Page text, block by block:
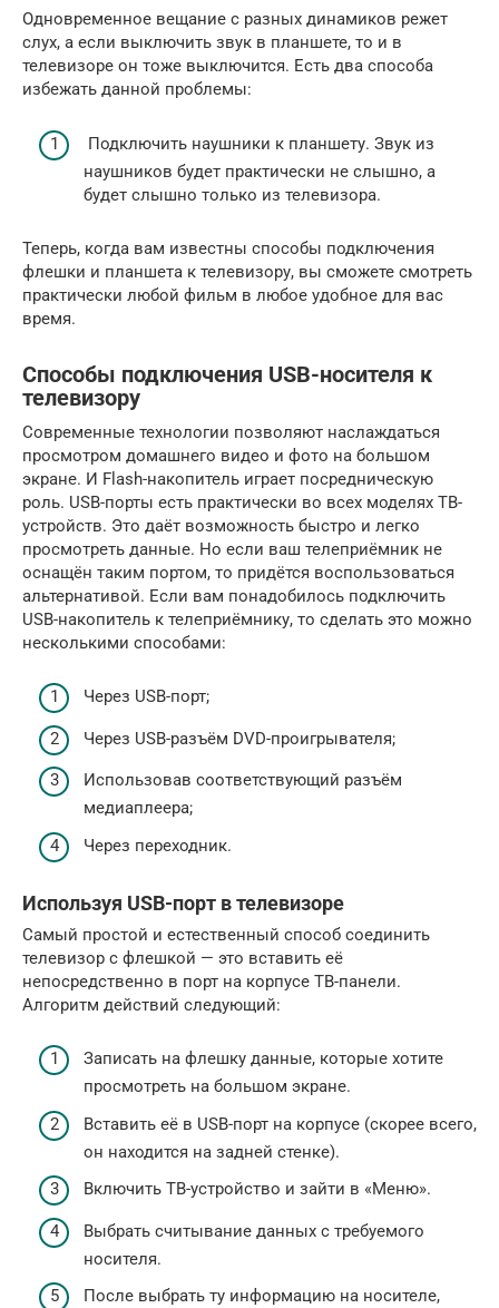
Одновременное вещание с разных динамиков режет
слух, а если выключить звук в планшете, то и в
телевизоре он тоже выключится. Есть два способа
избежать данной проблемы:
Подключить наушники к планшету. Звук из
наушников будет практически не слышно, а
будет слышно только из телевизора.
Теперь, когда вам известны способы подключения
флешки и планшета к телевизору, вы сможете смотреть
практически любой фильм в любое удобное для вас
время.
Способы подключения USB-носителя к
телевизору
Современные технологии позволяют наслаждаться
просмотром домашнего видео и фото на большом
экране. И Flash-накопитель играет посредническую
роль. USB-порты есть практически во всех моделях ТВ-
устройств. Это даёт возможность быстро и легко
просмотреть данные. Но если ваш телеприёмник не
оснащён таким портом, то придётся воспользоваться
альтернативой. Если вам понадобилось подключить
USB-накопитель к телеприёмнику, то сделать это можно
несколькими способами:
Через USB-порт;
Через USB-разъём DVD-проигрывателя;
Использовав соответствующий разъём
медиаплеера;
Через переходник.
Используя USB-порт в телевизоре
Самый простой и естественный способ соединить
телевизор с флешкой — это вставить её
непосредственно в порт на корпусе ТВ-панели.
Алгоритм действий следующий:
Записать на флешку данные, которые хотите
просмотреть на большом экране.
Вставить её в USB-порт на корпусе (скорее всего,
он находится на задней стенке).
Включить ТВ-устройство и зайти в «Меню».
Выбрать считывание данных с требуемого
носителя.
После выбрать ту информацию на носителе,